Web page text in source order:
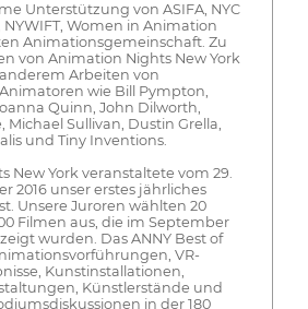
Unterstützung von ASIFA, NYC
NYWIFT, Women in Animation
Animationsgemeinschaft. Zu
von Animation Nights New York
Arbeiten von
wie Bill Pympton,
Quinn, John Dilworth,
Michael Sullivan, Dustin Grella,
und Tiny Inventions.
New York veranstaltete vom 29.
2016 unser erstes jährliches
Unsere Juroren wählten 20
Filmen aus, die im September
wurden. Das ANNY Best of
VR-
Kunstinstallationen,
Künstlerstände und
in der 180